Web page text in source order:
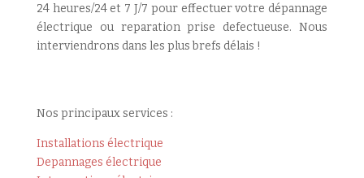
24 heures/24 et 7 J/7 pour effectuer votre dépannage
électrique ou reparation prise defectueuse. Nous
interviendrons dans les plus brefs délais !
Nos principaux services :
Installations électrique
Depannages électrique